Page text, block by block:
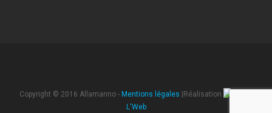
Copyright © 2016 Allamanno - Mentions légales |Réalisation
L'Web